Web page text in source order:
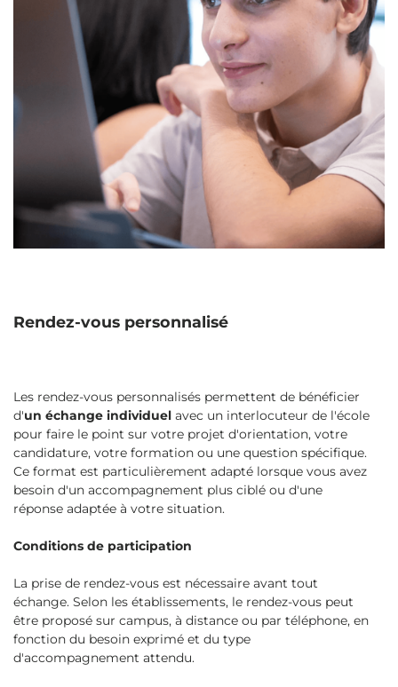
Rendez-vous personnalisé
Les rendez-vous personnalisés permettent de bénéficier
d'un échange individuel avec un interlocuteur de l'école
pour faire le point sur votre projet d'orientation, votre
candidature, votre formation ou une question spécifique.
Ce format est particulièrement adapté lorsque vous avez
besoin d'un accompagnement plus ciblé ou d'une
réponse adaptée à votre situation.
Conditions de participation
La prise de rendez-vous est nécessaire avant tout
échange. Selon les établissements, le rendez-vous peut
être proposé sur campus, à distance ou par téléphone, en
fonction du besoin exprimé et du type
d'accompagnement attendu.